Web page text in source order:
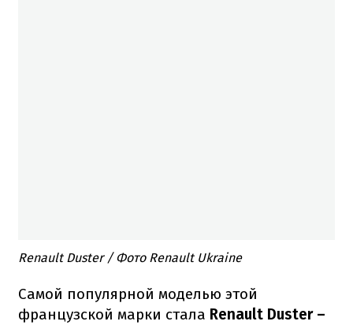
Renault Duster / Фото Renault Ukraine
Самой популярной моделью этой
французской марки стала Renault Duster –